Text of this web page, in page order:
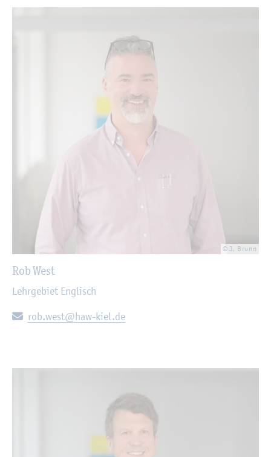
© J. Brunn
Rob West
Lehr­ge­biet Eng­lisch
E-Mail:
rob.​west@​haw-​kiel.​de